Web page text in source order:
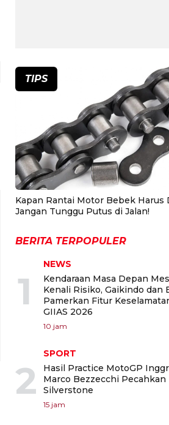
TIPS
Kapan Rantai Motor Bebek Harus
Jangan Tunggu Putus di Jalan!
BERITA TERPOPULER
1
NEWS
Kendaraan Masa Depan
Kenali Risiko, Gaikindo dan
Pamerkan Fitur
GIIAS 2026
10 jam
2
SPORT
Hasil Practice MotoGP
Marco Bezzecchi Pecahkan
Silverstone
15 jam